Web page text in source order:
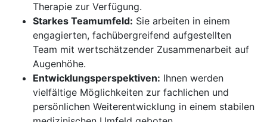
Therapie zur Verfügung.
Starkes Teamumfeld: Sie arbeiten in einem
engagierten, fachübergreifend aufgestellten
Team mit wertschätzender Zusammenarbeit auf
Augenhöhe.
Entwicklungsperspektiven: Ihnen werden
vielfältige Möglichkeiten zur fachlichen und
persönlichen Weiterentwicklung in einem stabilen